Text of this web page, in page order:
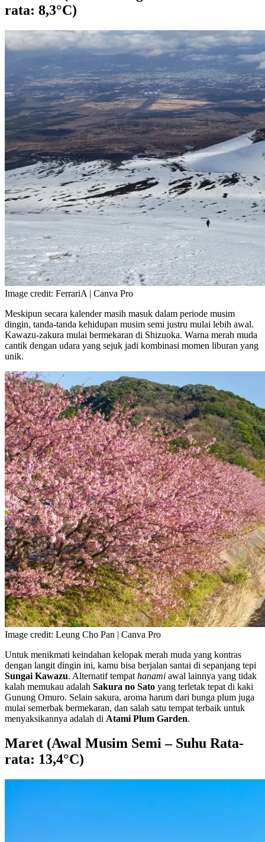
rata: 8,3°C)
Image credit: FerrariA | Canva Pro
Meskipun secara kalender masih masuk dalam periode musim
dingin, tanda-tanda kehidupan musim semi justru mulai lebih awal.
Kawazu-zakura mulai bermekaran di Shizuoka. Warna merah muda
cantik dengan udara yang sejuk jadi kombinasi momen liburan yang
unik.
Image credit: Leung Cho Pan | Canva Pro
Untuk menikmati keindahan kelopak merah muda yang kontras
dengan langit dingin ini, kamu bisa berjalan santai di sepanjang tepi
Sungai Kawazu. Alternatif tempat hanami awal lainnya yang tidak
kalah memukau adalah Sakura no Sato yang terletak tepat di kaki
Gunung Omuro. Selain sakura, aroma harum dari bunga plum juga
mulai semerbak bermekaran, dan salah satu tempat terbaik untuk
menyaksikannya adalah di Atami Plum Garden.
Maret (Awal Musim Semi – Suhu Rata-
rata: 13,4°C)